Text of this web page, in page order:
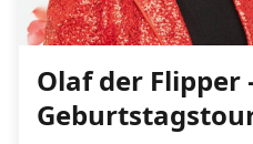
Olaf der Flipper